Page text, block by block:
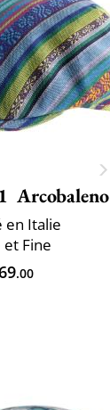
Arcobaleno
en Italie
Fine
.00